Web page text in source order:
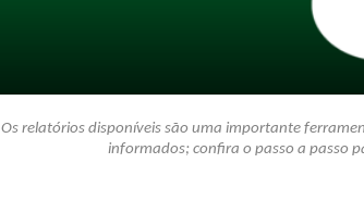
Os relatórios disponíveis são uma importante
informados; confira o passo a passo